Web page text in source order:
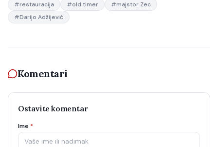
#restauracija #old timer #majstor Zec
#Darijo Adžijević
Komentari
Ostavite komentar
Ime *